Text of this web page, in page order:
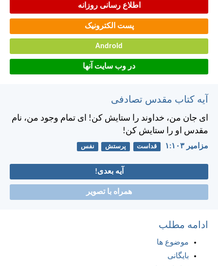
اطلاع رسانی روزانه
پست الکترونیک
Android
در وب سایت آنها
آیه کتاب مقدس تصادفی
ای جان من، خداوند را ستايش كن! ای تمام وجود من، نام
مقدس او را ستايش كن!
مزامير ۱۰۳:‏۱ قداست پرستش نفس
آیه بعدی!
همراه با تصویر
ادامه مطلب
موضوع ها
بایگانی